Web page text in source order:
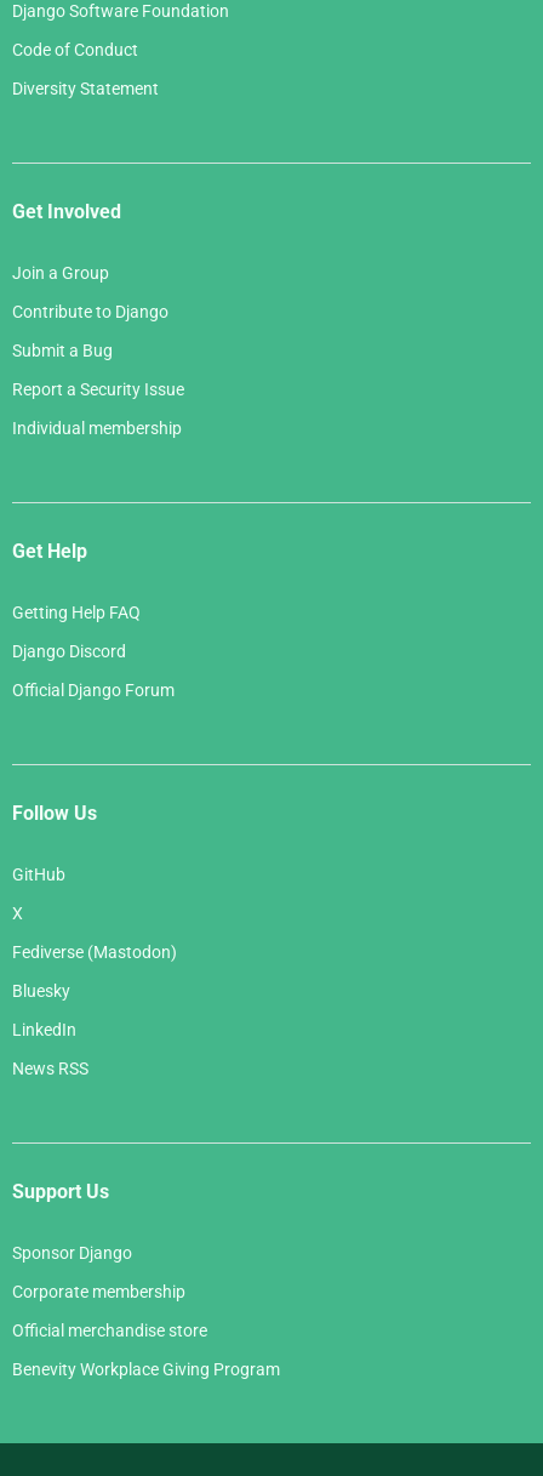
Django Software Foundation
Code of Conduct
Diversity Statement
Get Involved
Join a Group
Contribute to Django
Submit a Bug
Report a Security Issue
Individual membership
Get Help
Getting Help FAQ
Django Discord
Official Django Forum
Follow Us
GitHub
X
Fediverse (Mastodon)
Bluesky
LinkedIn
News RSS
Support Us
Sponsor Django
Corporate membership
Official merchandise store
Benevity Workplace Giving Program